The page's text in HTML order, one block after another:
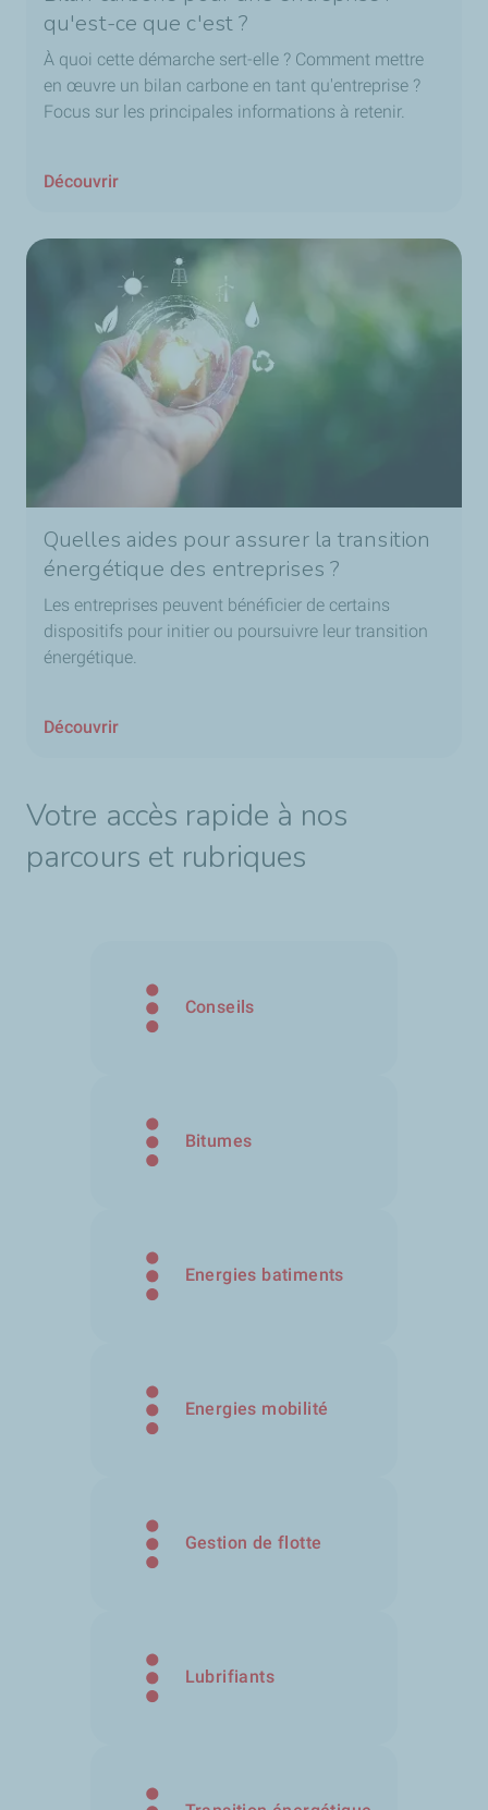
qu'est-ce que c'est ?
À quoi cette démarche sert-elle ? Comment mettre
en œuvre un bilan carbone en tant qu'entreprise ?
Focus sur les principales informations à retenir.
Découvrir
Quelles aides pour assurer la transition
énergétique des entreprises ?
Les entreprises peuvent bénéficier de certains
dispositifs pour initier ou poursuivre leur transition
énergétique.
Découvrir
Votre accès rapide à nos
parcours et rubriques
Conseils
Bitumes
Energies batiments
Energies mobilité
Gestion de flotte
Lubrifiants